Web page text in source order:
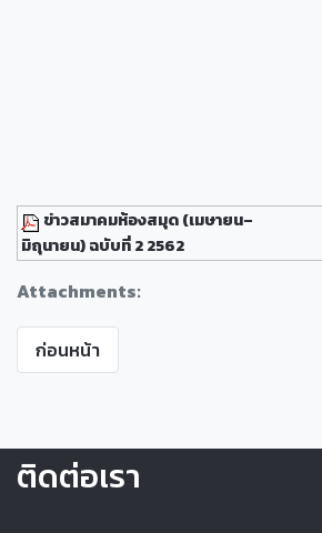
Attachments:
ข่าวสมาคมห้องสมุด (เมษายน–
มิถุนายน) ฉบับที่ 2 2562
ก่อนหน้า
ติดต่อเรา